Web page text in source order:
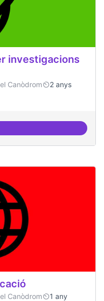
investigacions
Canòdrom
2 anys
de recerca per
Canòdrom
1 any